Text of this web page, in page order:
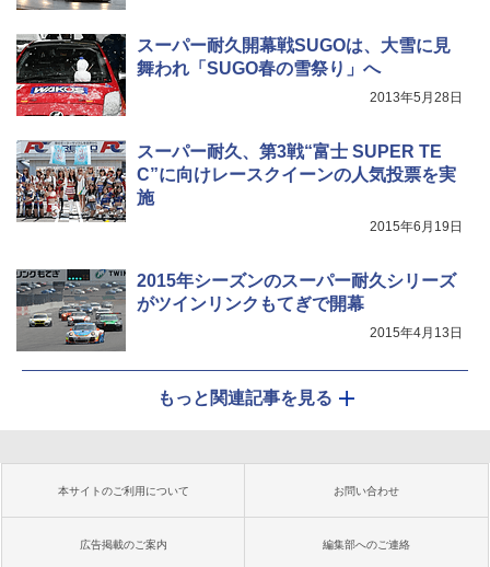
スーパー耐久開幕戦SUGOは、大雪に見
舞われ「SUGO春の雪祭り」へ
2013年5月28日
スーパー耐久、第3戦“富士 SUPER TE
C”に向けレースクイーンの人気投票を実
施
2015年6月19日
2015年シーズンのスーパー耐久シリーズ
がツインリンクもてぎで開幕
2015年4月13日
もっと関連記事を見る
本サイトのご利用について お問い合わせ
広告掲載のご案内 編集部へのご連絡